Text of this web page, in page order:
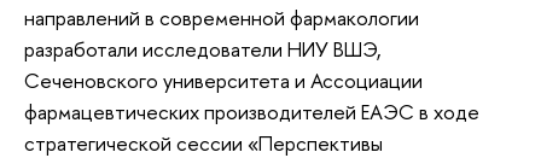
направлений в современной фармакологии
разработали исследователи НИУ ВШЭ,
Сеченовского университета и Ассоциации
фармацевтических производителей ЕАЭС в ходе
стратегической сессии «Перспективы